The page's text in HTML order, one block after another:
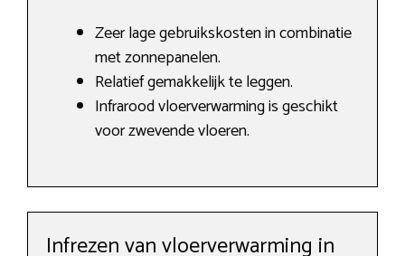
Zeer lage gebruikskosten in combinatie
met zonnepanelen.
Relatief gemakkelijk te leggen.
Infrarood vloerverwarming is geschikt
voor zwevende vloeren.
Infrezen van vloerverwarming in